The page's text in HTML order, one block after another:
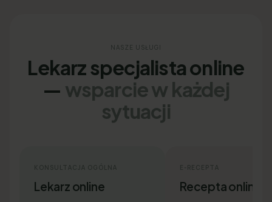
NASZE USŁUGI
Lekarz specjalista online
— wsparcie w każdej
sytuacji
Lekarz online
E-RECEPTA
Recepta online